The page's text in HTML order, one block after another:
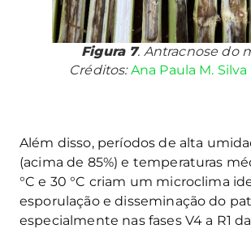
Figura 7. Antracnose do
Créditos:Ana Paula M. Silva
Além disso, períodos de alta
(acima de 85%) e temperaturas
°C e 30 °C criam um microclima
esporulação e disseminação do
especialmente nas fases V4 a R1